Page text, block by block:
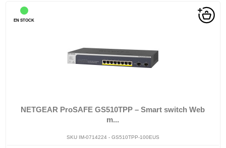
NETGEAR ProSAFE GS510TPP – Smart switch Web
m...
SKU IM-0714224 - GS510TPP-100EUS
EN STOCK